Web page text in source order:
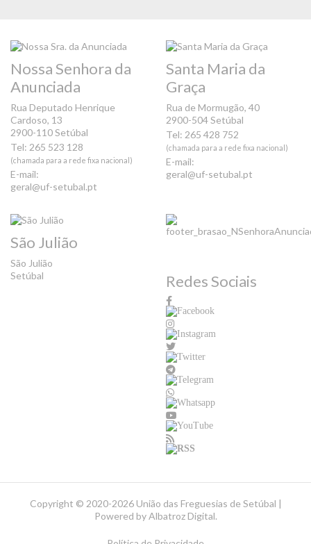
Nossa Senhora da
Anunciada
Rua Deputado Henrique
Cardoso, 13
2900-110 Setúbal
Tel: 265 523 128
(chamada para a rede fixa nacional)
E-mail:
geral@uf-setubal.pt
Santa Maria da
Graça
Rua de Mormugão, 40
2900-504 Setúbal
Tel: 265 428 752
(chamada para a rede fixa nacional)
E-mail:
geral@uf-setubal.pt
São Julião
São Julião
Setúbal
Redes Sociais
Copyright © 2020-2026 União das Freguesias de Setúbal |
Powered byAlbatroz Digital.